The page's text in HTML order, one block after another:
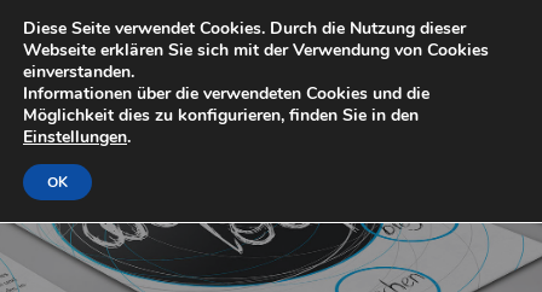
Diese Seite verwendet Cookies. Durch die Nutzung dieser
Webseite erklären Sie sich mit der Verwendung von Cookies
einverstanden.
Informationen über die verwendeten Cookies und die
Möglichkeit dies zu konfigurieren, finden Sie in den
Einstellungen.
OK